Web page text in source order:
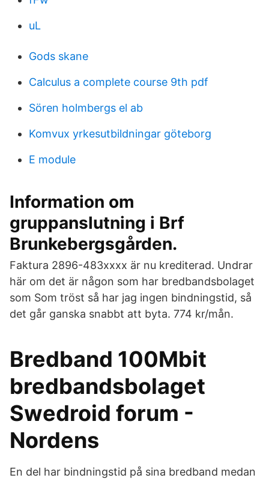
uL
Gods skane
Calculus a complete course 9th pdf
Sören holmbergs el ab
Komvux yrkesutbildningar göteborg
E module
Information om
gruppanslutning i Brf
Brunkebergsgården.
Faktura 2896-483xxxx är nu krediterad. Undrar
här om det är någon som har bredbandsbolaget
som Som tröst så har jag ingen bindningstid, så
det går ganska snabbt att byta. 774 kr/mån.
Bredband 100Mbit
bredbandsbolaget
Swedroid forum -
Nordens
En del har bindningstid på sina bredband medan